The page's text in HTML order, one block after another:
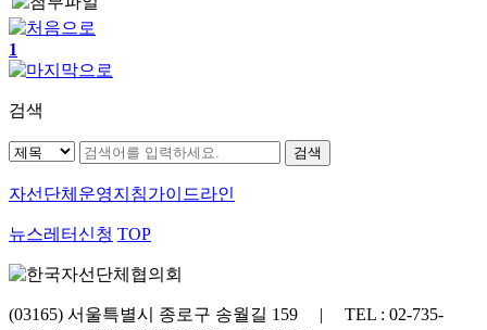
1
검색
자선단체 운영지침가이드라인
뉴스레터신청 TOP
(03165) 서울특별시 종로구 송월길 159 | TEL : 02-735-